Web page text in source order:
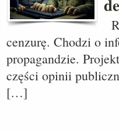
cenzurę. Chodzi o
propagandzie.
części opinii
[…]